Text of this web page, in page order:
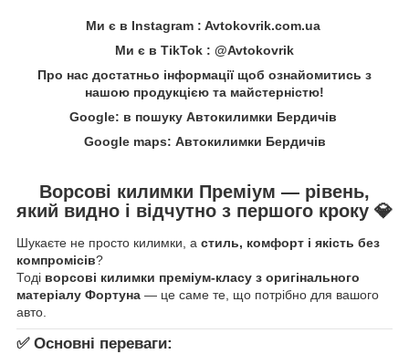
Ми є в Instagram : Avtokovrik.com.ua
Ми є в TikTok : @Avtokovrik
Про нас достатньо інформації щоб ознайомитись з
нашою продукцією та майстерністю!
Google: в пошуку Автокилимки Бердичів
Google maps: Автокилимки Бердичів
Ворсові килимки Преміум — рівень,
який видно і відчутно з першого кроку 💎
Шукаєте не просто килимки, а стиль, комфорт і якість без
компромісів?
Тоді ворсові килимки преміум-класу з оригінального
матеріалу Фортуна — це саме те, що потрібно для вашого
авто.
✅ Основні переваги: